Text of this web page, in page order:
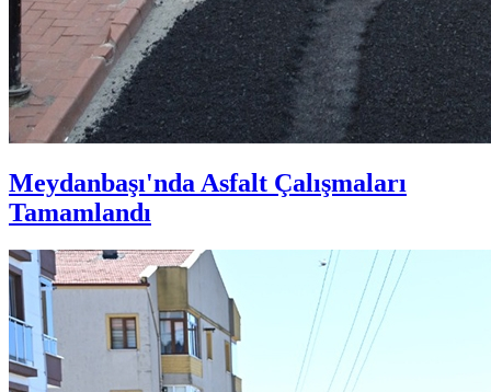
Meydanbaşı'nda Asfalt Çalışmaları
Tamamlandı